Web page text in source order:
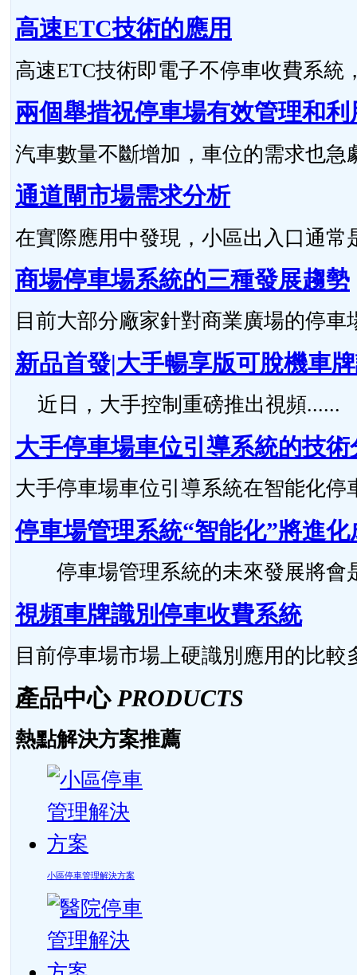
高速ETC技術的應用
高速ETC技術即電子不停車收費系統，
兩個舉措祝停車場有效管理和利
汽車數量不斷增加，車位的需求也急
通道閘市場需求分析
在實際應用中發現，小區出入口通常
商場停車場系統的三種發展趨勢
目前大部分廠家針對商業廣場的停車
新品首發|大手暢享版可脫機車
近日，大手控制重磅推出視頻......
大手停車場車位引導系統的技術
大手停車場車位引導系統在智能化停
停車場管理系統“智能化”將進
停車場管理系統的未來發展將會是
視頻車牌識別停車收費系統
目前停車場市場上硬識別應用的比
產品中心 PRODUCTS
熱點解決方案推薦
小區停車管理解決方案